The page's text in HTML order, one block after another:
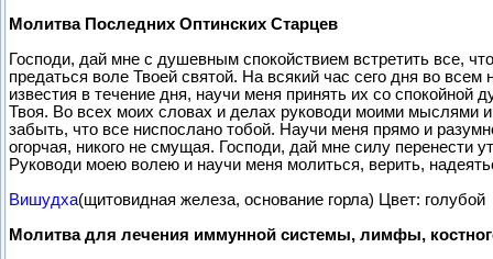
Молитва Последних Оптинских Старцев
Господи, дай мне с душевным спокойствием встретить все,
предаться воле Твоей святой. На всякий час сего дня во
известия в течение дня, научи меня принять их со
Твоя. Во всех моих словах и делах руководи моими мыслями
забыть, что все ниспослано тобой. Научи меня прямо и
огорчая, никого не смущая. Господи, дай мне силу перенести
Руководи моею волею и научи меня молиться, верить,
Вишудха(щитовидная железа, основание горла) Цвет: голубой
Молитва для лечения иммунной системы, лимфы,